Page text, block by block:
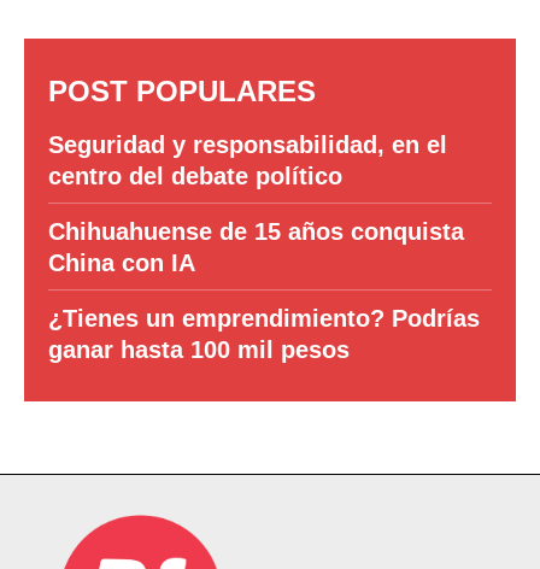
POST POPULARES
Seguridad y responsabilidad, en el
centro del debate político
Chihuahuense de 15 años conquista
China con IA
¿Tienes un emprendimiento? Podrías
ganar hasta 100 mil pesos